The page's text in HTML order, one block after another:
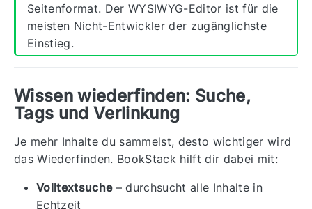
Seitenformat. Der WYSIWYG-Editor ist für die
meisten Nicht-Entwickler der zugänglichste
Einstieg.
Wissen wiederfinden: Suche,
Tags und Verlinkung
Je mehr Inhalte du sammelst, desto wichtiger wird
das Wiederfinden. BookStack hilft dir dabei mit:
Volltextsuche– durchsucht alle Inhalte in
Echtzeit